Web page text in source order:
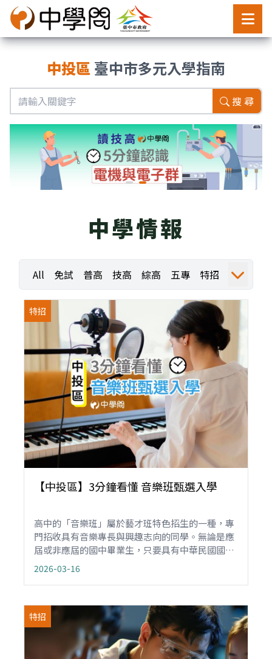
中投區 臺中市多元入學指南
搜 尋
中學情報
All 免試 普高 技高 綜高 五專
特招
運動
職業探索 職探活動 職探成果
特招
【中投區】3分鐘看懂 音樂班甄選入學
高中的「音樂班」屬於藝才班特色招生的一種，專
門招收具有音樂專長與興趣志向的同學。無論是應
屆或非應屆的國中畢業生，只要具有中華民國國
籍，通過音樂類藝術才能鑑定，持有術科測驗或競
賽表現成績，皆可報名，不受就學區限制。
2026-03-16
特招